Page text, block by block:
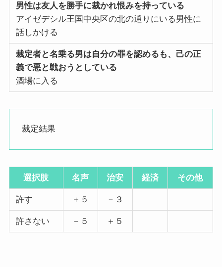
男性は友人を勝手に裁かれ恨みを持っている
アイゼデシル王国中央区の北の通りにいる男性に
話しかける
裁定者と名乗る男は自分の罪を認めるも、己の正
義で悪と戦おうとしている
酒場に入る
裁定結果
選択肢 名声 治安 経済 その他
許す ＋５ －３
許さない －５ ＋５